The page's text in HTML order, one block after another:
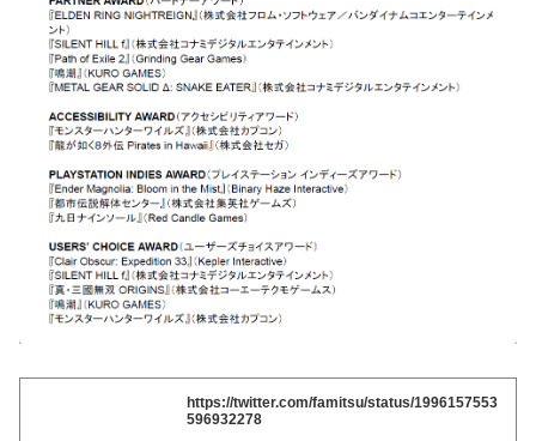
https://twitter.com/famitsu/status/1996157553
596932278